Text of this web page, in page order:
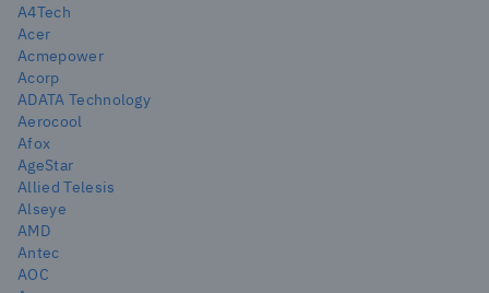
A4Tech
Acer
Acmepower
Acorp
ADATA Technology
Aerocool
Afox
AgeStar
Allied Telesis
Alseye
AMD
Antec
AOC